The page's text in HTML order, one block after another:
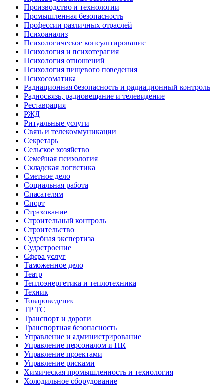
Производство и технологии
Промышленная безопасность
Профессии различных отраслей
Психоанализ
Психологическое консультирование
Психология и психотерапия
Психология отношений
Психология пищевого поведения
Психосоматика
Радиационная безопасность и радиационный контроль
Радиосвязь, радиовещание и телевидение
Реставрация
РЖД
Ритуальные услуги
Связь и телекоммуникации
Секретарь
Сельское хозяйство
Семейная психология
Складская логистика
Сметное дело
Социальная работа
Спасателям
Спорт
Страхование
Строительный контроль
Строительство
Судебная экспертиза
Судостроение
Сфера услуг
Таможенное дело
Театр
Теплоэнергетика и теплотехника
Техник
Товароведение
ТР ТС
Транспорт и дороги
Транспортная безопасность
Управление и администрирование
Управление персоналом и HR
Управление проектами
Управление рисками
Химическая промышленность и технология
Холодильное оборудование